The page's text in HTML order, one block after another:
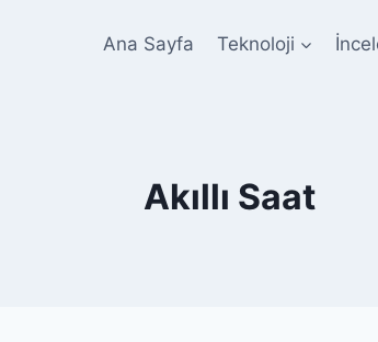
Ana Sayfa Teknoloji
Akıllı Saat